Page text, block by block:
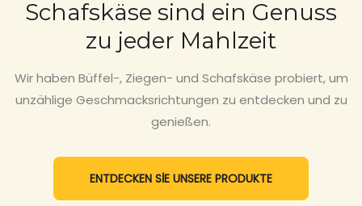
Schafskäse sind ein Genuss
zu jeder Mahlzeit
Wir haben Büffel-, Ziegen- und Schafskäse probiert, um
unzählige Geschmacksrichtungen zu entdecken und zu
genießen.
ENTDECKEN SİE UNSERE PRODUKTE